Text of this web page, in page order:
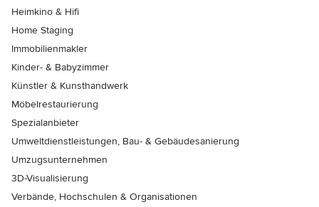
Heimkino & Hifi
Home Staging
Immobilienmakler
Kinder- & Babyzimmer
Künstler & Kunsthandwerk
Möbelrestaurierung
Spezialanbieter
Umweltdienstleistungen, Bau- & Gebäudesanierung
Umzugsunternehmen
3D-Visualisierung
Verbände, Hochschulen & Organisationen